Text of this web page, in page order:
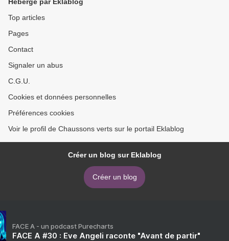
Top articles
Pages
Contact
Signaler un abus
C.G.U.
Cookies et données personnelles
Préférences cookies
Voir le profil de Chaussons verts sur le portail Eklablog
Créer un blog sur Eklablog
Créer un blog
FACE A - un podcast Purecharts
FACE A #30 : Eve Angeli raconte "Avant de partir"